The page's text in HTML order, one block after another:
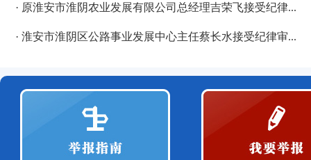
· 原淮安市淮阴农业发展有限公司总经理吉荣飞接受纪律...
· 淮安市淮阴区公路事业发展中心主任蔡长水接受纪律审...